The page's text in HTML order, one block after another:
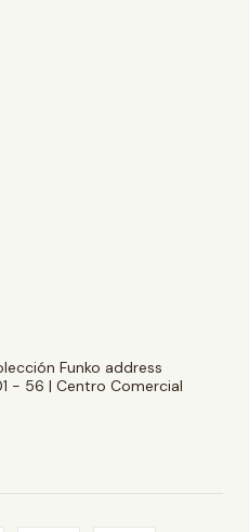
Funko address
- 56 | Centro Comercial